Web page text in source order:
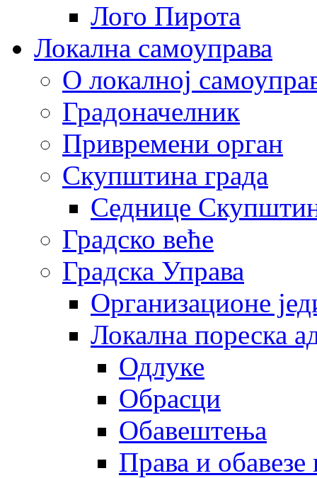
Лого Пирота
Локална самоуправа
О локалној
Градоначелник
Привремени орган
Скупштина града
Седнице
Градско веће
Градска Управа
Организационе
Локална пореска
Одлуке
Обрасци
Обавештења
Права и